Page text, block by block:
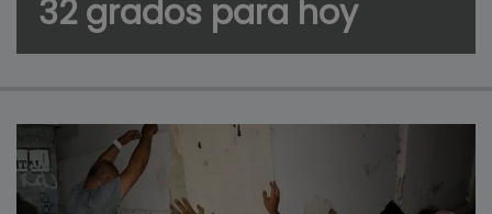
32 grados para hoy